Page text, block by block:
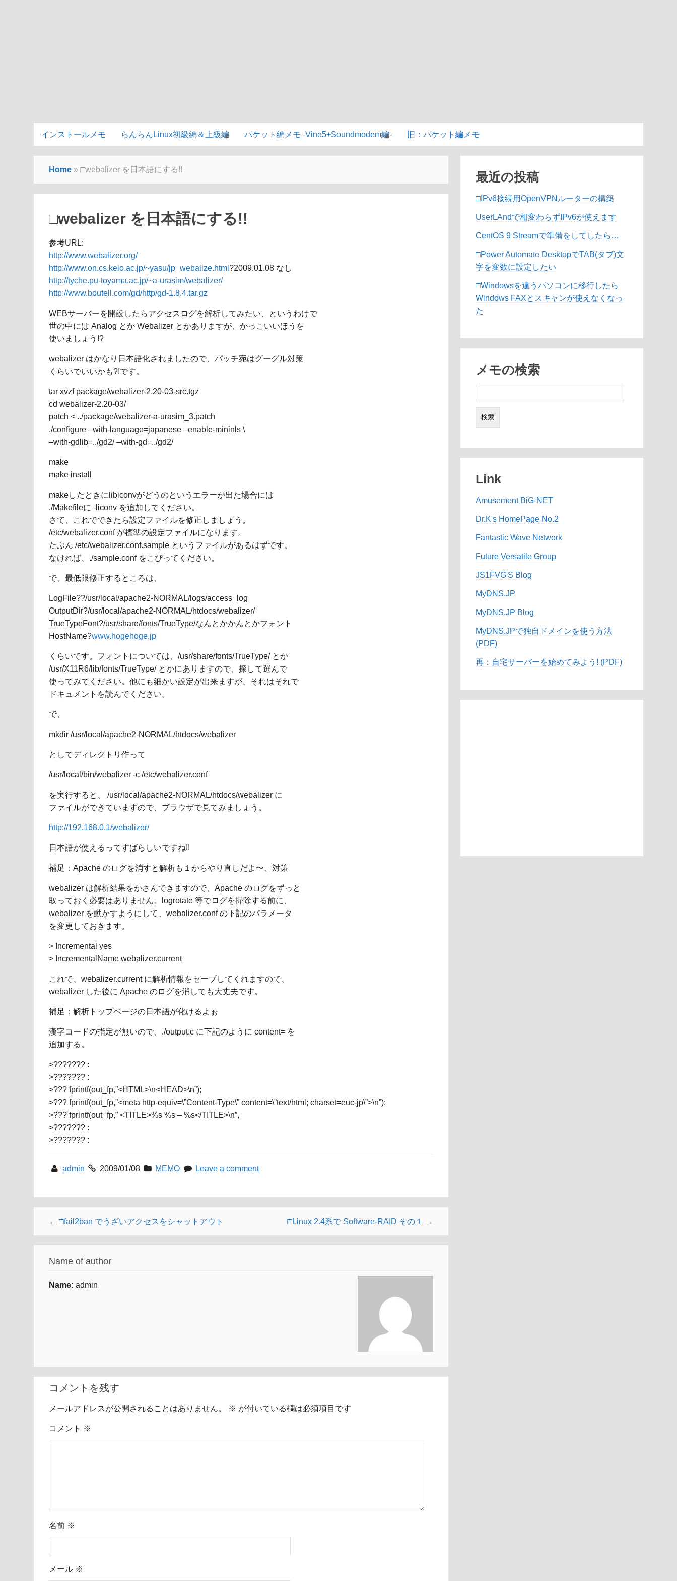
インストールメモ らんらんLinux初級編＆上級編 パケット編メモ -Vine5+Soundmodem編- 旧：パケット編メモ
Home »□webalizer を日本語にする!!
□webalizer を日本語にする!!
参考URL:
http://www.webalizer.org/
http://www.on.cs.keio.ac.jp/~yasu/jp_webalize.html?2009.01.08 なし
http://tyche.pu-toyama.ac.jp/~a-urasim/webalizer/
http://www.boutell.com/gd/http/gd-1.8.4.tar.gz
WEBサーバーを開設したらアクセスログを解析してみたい、というわけで
世の中には Analog とか Webalizer とかありますが、かっこいいほうを
使いましょう!?
webalizer はかなり日本語化されましたので、パッチ宛はグーグル対策
くらいでいいかも?!です。
tar xvzf package/webalizer-2.20-03-src.tgz
cd webalizer-2.20-03/
patch < ../package/webalizer-a-urasim_3.patch
./configure –with-language=japanese –enable-mininls \
–with-gdlib=../gd2/ –with-gd=../gd2/
make
make install
makeしたときにlibiconvがどうのというエラーが出た場合には
./Makefileに -liconv を追加してください。
さて、これでできたら設定ファイルを修正しましょう。
/etc/webalizer.conf が標準の設定ファイルになります。
たぶん /etc/webalizer.conf.sample というファイルがあるはずです。
なければ、./sample.conf をこぴってください。
で、最低限修正するところは、
LogFile??/usr/local/apache2-NORMAL/logs/access_log
OutputDir?/usr/local/apache2-NORMAL/htdocs/webalizer/
TrueTypeFont?/usr/share/fonts/TrueType/なんとかかんとかフォント
HostName?www.hogehoge.jp
くらいです。フォントについては、/usr/share/fonts/TrueType/ とか
/usr/X11R6/lib/fonts/TrueType/ とかにありますので、探して選んで
使ってみてください。他にも細かい設定が出来ますが、それはそれで
ドキュメントを読んでください。
で、
mkdir /usr/local/apache2-NORMAL/htdocs/webalizer
としてディレクトリ作って
/usr/local/bin/webalizer -c /etc/webalizer.conf
を実行すると、 /usr/local/apache2-NORMAL/htdocs/webalizer に
ファイルができていますので、ブラウザで見てみましょう。
http://192.168.0.1/webalizer/
日本語が使えるってすばらしいですね!!
補足：Apache のログを消すと解析も１からやり直しだよ〜、対策
webalizer は解析結果をかさんできますので、Apache のログをずっと
取っておく必要はありません。logrotate 等でログを掃除する前に、
webalizer を動かすようにして、webalizer.conf の下記のパラメータ
を変更しておきます。
> Incremental yes
> IncrementalName webalizer.current
これで、webalizer.current に解析情報をセーブしてくれますので、
webalizer した後に Apache のログを消しても大丈夫です。
補足：解析トップページの日本語が化けるよぉ
漢字コードの指定が無いので、./output.c に下記のように content= を
追加する。
>??????? :
>??????? :
>??? fprintf(out_fp,”<HTML>\n<HEAD>\n”);
>??? fprintf(out_fp,”<meta http-equiv=\”Content-Type\” content=\”text/html; charset=euc-jp\”>\n”);
>??? fprintf(out_fp,” <TITLE>%s %s – %s</TITLE>\n”,
>??????? :
>??????? :
admin 2009/01/08 MEMO Leave a comment
← □fail2ban でうざいアクセスをシャットアウト □Linux 2.4系で Software-RAID その１ →
Name of author
Name:admin
コメントを残す
メールアドレスが公開されることはありません。 ※ が付いている欄は必須項目です
コメント ※
名前 ※
メール ※
最近の投稿
□IPv6接続用OpenVPNルーターの構築
UserLAndで相変わらずIPv6が使えます
CentOS 9 Streamで準備をしてしたら…
□Power Automate DesktopでTAB(タブ)文
字を変数に設定したい
□Windowsを違うパソコンに移行したら
Windows FAXとスキャンが使えなくなっ
た
メモの検索
索:
Link
Amusement BiG-NET
Dr.K's HomePage No.2
Fantastic Wave Network
Future Versatile Group
JS1FVG'S Blog
MyDNS.JP
MyDNS.JP Blog
MyDNS.JPで独自ドメインを使う方法
(PDF)
再：自宅サーバーを始めてみよう! (PDF)